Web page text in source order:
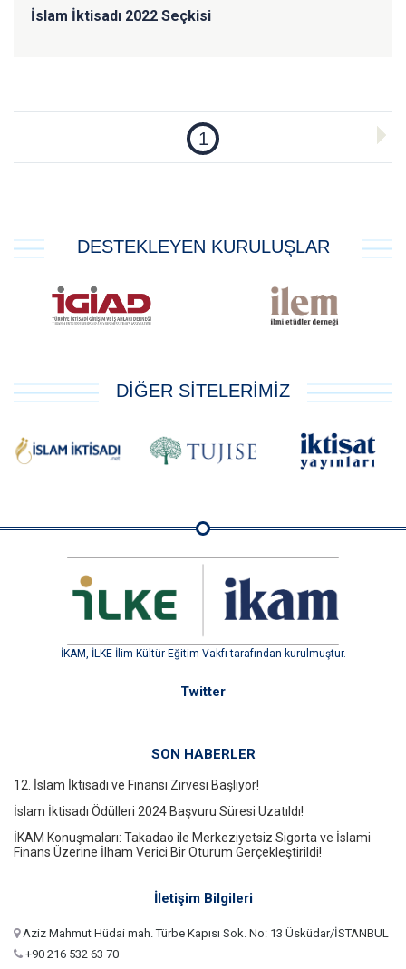
İslam İktisadı 2022 Seçkisi
1
DESTEKLEYEN KURULUŞLAR
DİĞER SİTELERİMİZ
İKAM, İLKE İlim Kültür Eğitim Vakfı tarafından kurulmuştur.
Twitter
SON HABERLER
12. İslam İktisadı ve Finansı Zirvesi Başlıyor!
İslam İktisadı Ödülleri 2024 Başvuru Süresi Uzatıldı!
İKAM Konuşmaları: Takadao ile Merkeziyetsiz Sigorta ve İslami
Finans Üzerine İlham Verici Bir Oturum Gerçekleştirildi!
İletişim Bilgileri
Aziz Mahmut Hüdai mah. Türbe Kapısı Sok. No: 13 Üsküdar/İSTANBUL
+90 216 532 63 70